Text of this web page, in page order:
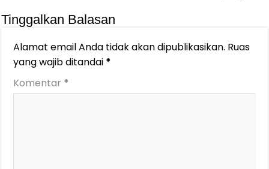
Tinggalkan Balasan
Alamat email Anda tidak akan dipublikasikan. Ruas
yang wajib ditandai *
Komentar *